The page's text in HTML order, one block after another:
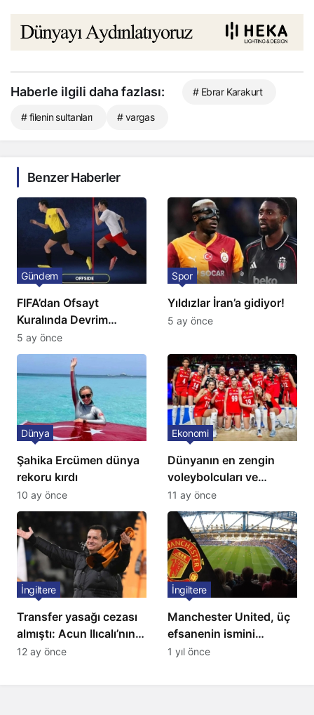
Haberle ilgili daha fazlası: # Ebrar Karakurt
# filenin sultanları # vargas
Benzer Haberler
FIFA’dan Ofsayt
Kuralında Devrim
Niteliğinde Onay
Gündem
5 ay önce
Yıldızlar İran’a gidiyor!
Spor
5 ay önce
Şahika Ercümen dünya
rekoru kırdı
Dünya
10 ay önce
Dünyanın en zengin
voleybolcuları ve
servetleri açıklandı:
Listede 2 Türk yıldız
bulunuyor
Ekonomi
11 ay önce
Transfer yasağı cezası
almıştı: Acun Ilıcalı’nın
ekibi Hull City’ye kötü
İngiltere
12 ay önce
Manchester United, üç
efsanenin ismini
yasakladı
İngiltere
1 yıl önce